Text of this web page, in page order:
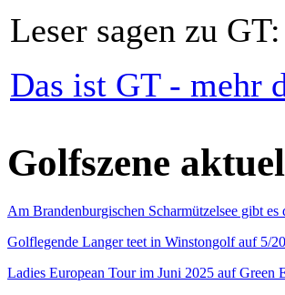
Leser sagen zu
Das ist GT - mehr
Golfszene
Am Brandenburgischen Scharmützelsee gibt
Golflegende Langer teet in Winstongolf auf 5/
Ladies European Tour im Juni 2025 auf Green